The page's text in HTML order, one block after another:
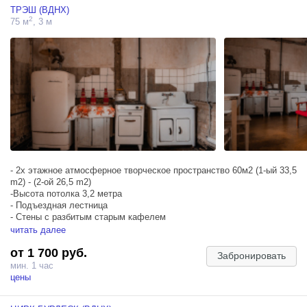
- Ванна на ножках наполняемая;
- Много искусственной зелени;
-Шторы блэкаут на электрическом карнизе.
ТРЭШ (ВДНХ)
75 м2, 3 м
- 2х этажное атмосферное творческое пространство 60м2 (1-ый 33,5
m2) - (2-ой 26,5 m2)
-Высота потолка 3,2 метра
- Подъездная лестница
- Стены с разбитым старым кафелем
- Старая советская квартира (бабушкина квартира)
- Кухня СССР (холодильник, плита, мойдодыр, телевизор,
проигрыватель)
- Блэкаут
читать далее
от 1 700 руб.
мин. 1 час
цены
Забронировать